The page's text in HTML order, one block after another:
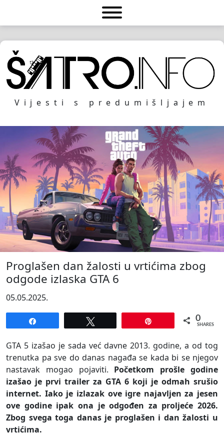
Vijesti s predumišljajem
Proglašen dan žalosti u vrtićima zbog
odgode izlaska GTA 6
05.05.2025.
0
SHARES
GTA 5 izašao je sada već davne 2013. godine, a od tog
trenutka pa sve do danas nagađa se kada bi se njegov
nastavak mogao pojaviti. Početkom prošle godine
izašao je prvi trailer za GTA 6 koji je odmah srušio
internet. Iako je izlazak ove igre najavljen za jesen
ove godine ipak ona je odgođen za proljeće 2026.
Zbog svega toga danas je proglašen i dan žalosti u
vrtićima.